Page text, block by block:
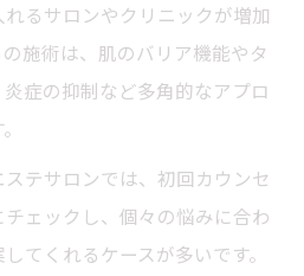
るサロンやクリニックが増加
施術は、肌のバリア機能やタ
症の抑制など多角的なアプロ
テサロンでは、初回カウンセ
ェックし、個々の悩みに合わ
てくれるケースが多いです。